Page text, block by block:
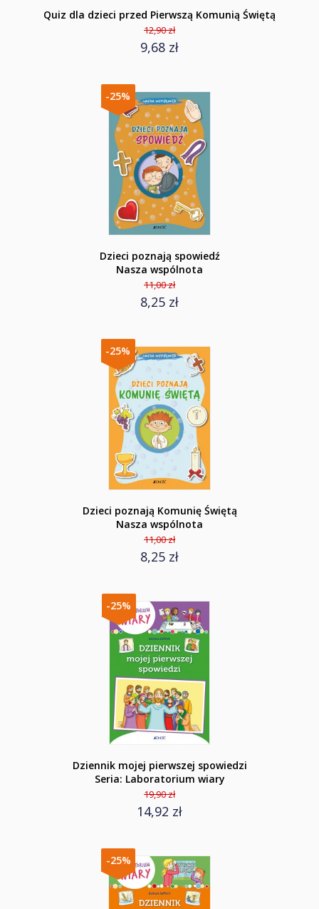
Quiz dla dzieci przed Pierwszą Komunią Świętą
12,90 zł
9,68 zł
-25%
Dzieci poznają spowiedź
Nasza wspólnota
11,00 zł
8,25 zł
-25%
Dzieci poznają Komunię Świętą
Nasza wspólnota
11,00 zł
8,25 zł
-25%
Dziennik mojej pierwszej spowiedzi
Seria: Laboratorium wiary
19,90 zł
14,92 zł
-25%